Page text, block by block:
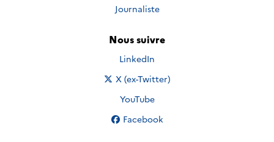
Journaliste
Nous suivre
Nous suivre sur
LinkedIn
Nous suivre sur
X (ex-Twitter)
Nous suivre sur
YouTube
Nous suivre sur
Facebook